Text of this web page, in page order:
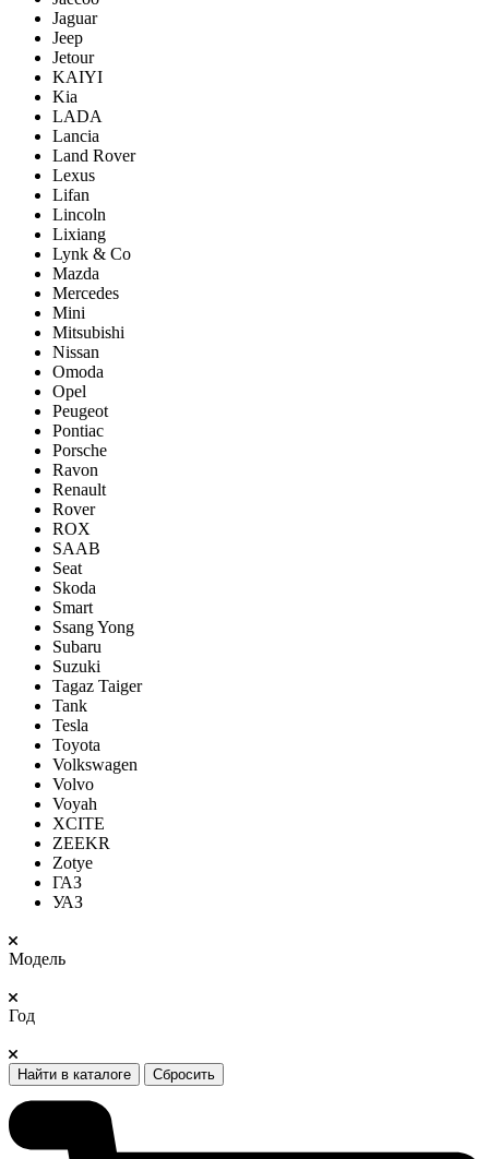
Jaguar
Jeep
Jetour
KAIYI
Kia
LADA
Lancia
Land Rover
Lexus
Lifan
Lincoln
Lixiang
Lynk & Co
Mazda
Mercedes
Mini
Mitsubishi
Nissan
Omoda
Opel
Peugeot
Pontiac
Porsсhe
Ravon
Renault
Rover
ROX
SAAB
Seat
Skoda
Smart
Ssang Yong
Subaru
Suzuki
Tagaz Taiger
Tank
Tesla
Toyota
Volkswagen
Volvo
Voyah
XCITE
ZEEKR
Zotye
ГАЗ
УАЗ
Модель
Год
Найти в каталоге Сбросить